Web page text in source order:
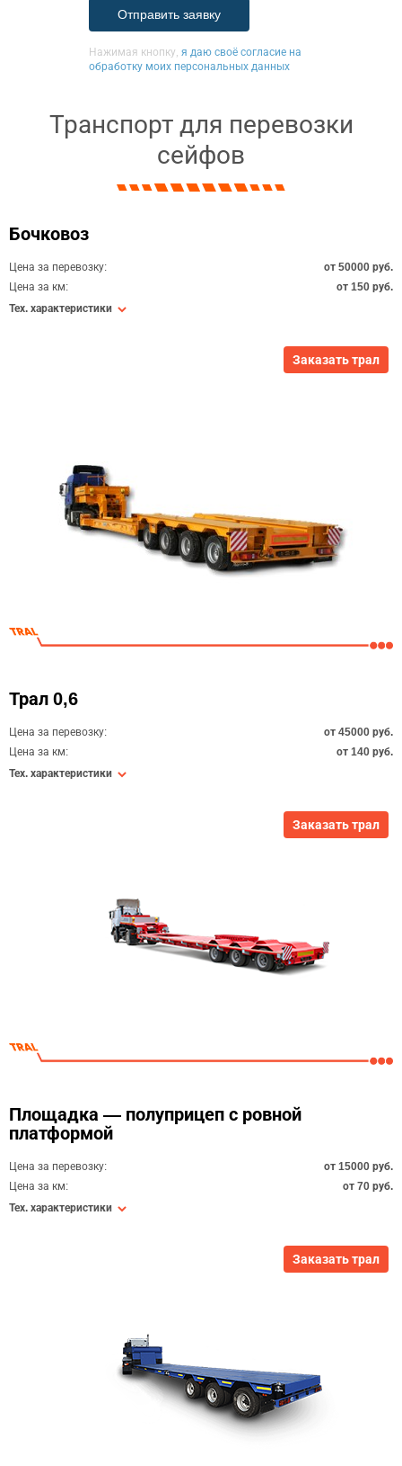
Нажимая кнопку, я даю своё согласие на
обработку моих персональных данных
Транспорт для перевозки
сейфов
Бочковоз
Цена за перевозку:
от 50000 руб.
Цена за км:
от 150 руб.
Тех. характеристики
Заказать трал
Трал 0,6
Цена за перевозку:
от 45000 руб.
Цена за км:
от 140 руб.
Тех. характеристики
Заказать трал
Площадка — полуприцеп с ровной
платформой
Цена за перевозку:
от 15000 руб.
Цена за км:
от 70 руб.
Тех. характеристики
Заказать трал